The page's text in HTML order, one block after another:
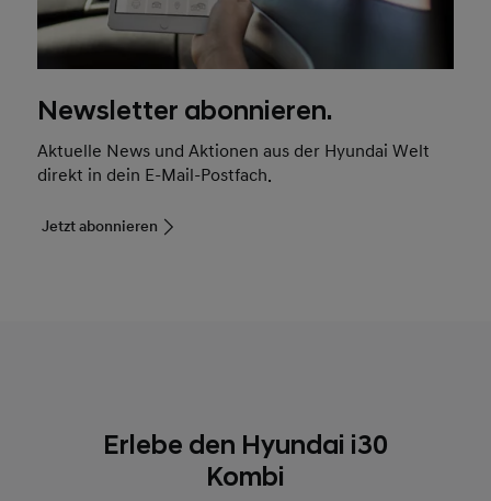
Newsletter abonnieren.
Aktuelle News und Aktionen aus der Hyundai Welt
direkt in dein E-Mail-Postfach.
Jetzt abonnieren
Erlebe den Hyundai i30
Kombi